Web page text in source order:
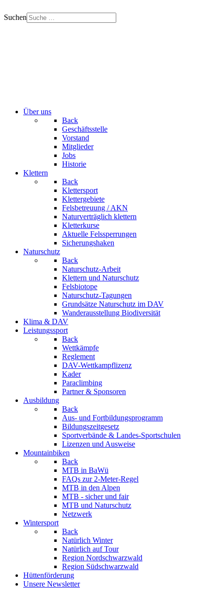
Suchen
Über uns
Back
Geschäftsstelle
Vorstand
Mitglieder
Jobs
Historie
Klettern
Back
Klettersport
Klettergebiete
Felsbetreuung / AKN
Naturverträglich klettern
Kletterkurse
Aktuelle Felssperrungen
Sicherungshaken
Naturschutz
Back
Naturschutz-Arbeit
Klettern und Naturschutz
Felsbiotope
Naturschutz-Tagungen
Grundsätze Naturschutz im DAV
Wanderausstellung Biodiversität
Klima & DAV
Leistungssport
Back
Wettkämpfe
Reglement
DAV-Wettkampflizenz
Kader
Paraclimbing
Partner & Sponsoren
Ausbildung
Back
Aus- und Fortbildungsprogramm
Bildungszeitgesetz
Sportverbände & Landes-Sportschulen
Lizenzen und Ausweise
Mountainbiken
Back
MTB in BaWü
FAQs zur 2-Meter-Regel
MTB in den Alpen
MTB - sicher und fair
MTB und Naturschutz
Netzwerk
Wintersport
Back
Natürlich Winter
Natürlich auf Tour
Region Nordschwarzwald
Region Südschwarzwald
Hüttenförderung
Unsere Newsletter